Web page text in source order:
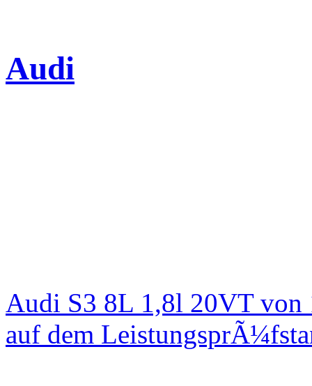
Audi
Audi S3 8L 1,8l 20VT von
auf dem